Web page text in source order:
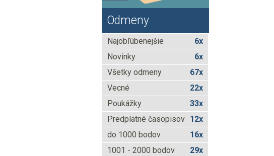
Odmeny
Najobľúbenejšie
6x
Novinky
6x
Všetky odmeny
67x
Vecné
22x
Poukážky
33x
Predplatné časopisov 12x
do 1000 bodov
16x
1001 - 2000 bodov
29x